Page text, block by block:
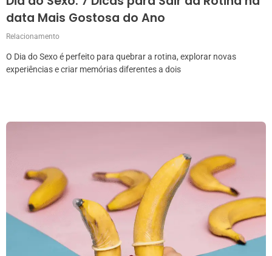
data Mais Gostosa do Ano
Relacionamento
O Dia do Sexo é perfeito para quebrar a rotina, explorar novas
experiências e criar memórias diferentes a dois